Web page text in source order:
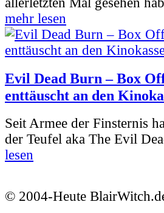
mehr lesen
Evil Dead Burn – Box
enttäuscht an den
Seit Armee der Finsternis
der Teufel aka The Evil
lesen
© 2004-Heute